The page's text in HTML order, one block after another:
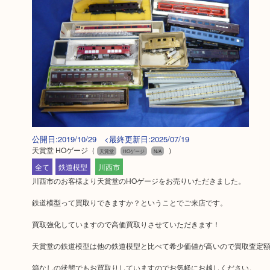
公開日:2019/10/29 <最終更新日:2025/07/19
天賞堂 HOゲージ （ 天賞堂 HOゲージ N/A
）
全て
鉄道模型
川西市
川西市のお客様より天賞堂のHOゲージをお売りいただきました。
鉄道模型って買取りできますか？ということでご来店です。
買取強化していますので高価買取りさせていただきます！
天賞堂の鉄道模型は他の鉄道模型と比べて希少価値が高いので買取査定
箱なしの状態でもお買取りしていますのでお気軽にお越しください。